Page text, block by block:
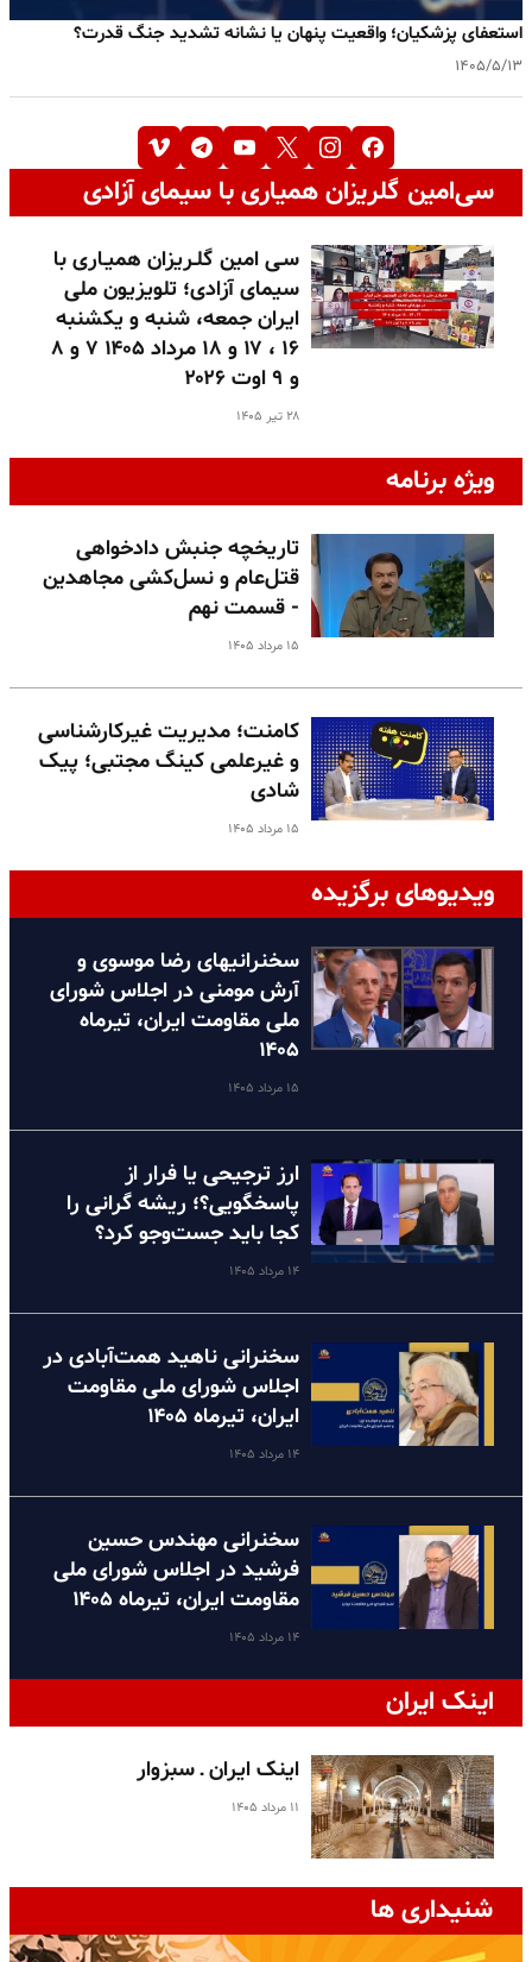
استعفای پزشکیان؛ واقعیت پنهان یا نشانه تشدید جنگ قدرت؟
۱۴۰۵/۵/۱۳
سی‌امین گلریزان همیاری با سیمای آزادی
سـی امین گلـریزان همیـاری با
سیمای آزادی؛ تلویزیون ملی
ایران جمعه، شنبه و یکشنبه
۱۶ ، ۱۷ و ۱۸ مرداد ۱۴۰۵ ۷ و ۸
و ۹ اوت ۲۰۲۶
۲۸ تیر ۱۴۰۵
ویژه برنامه
تاریخچه جنبش دادخواهی
قتل‌عام و نسل‌کشی مجاهدین
- قسمت نهم
۱۵ مرداد ۱۴۰۵
کامنت؛ مدیریت غیرکارشناسی
و غیرعلمی کینگ مجتبی؛ پیک
شادی
۱۵ مرداد ۱۴۰۵
ویدیوهای برگزیده
سخنرانیهای رضا موسوی و
آرش مومنی در اجلاس شورای
ملی مقاومت ایران، تیرماه
۱۴۰۵
۱۵ مرداد ۱۴۰۵
ارز ترجیحی یا فرار از
پاسخگویی؟؛ ریشه گرانی را
کجا باید جست‌وجو کرد؟
۱۴ مرداد ۱۴۰۵
سخنرانی ناهید همت‌آبادی در
اجلاس شورای ملی مقاومت
ایران، تیرماه ۱۴۰۵
۱۴ مرداد ۱۴۰۵
سخنرانی مهندس حسین
فرشید در اجلاس شورای ملی
مقاومت ایران، تیرماه ۱۴۰۵
۱۴ مرداد ۱۴۰۵
اینک ایران
اینک ایران ـ سبزوار
۱۱ مرداد ۱۴۰۵
شنیداری ها